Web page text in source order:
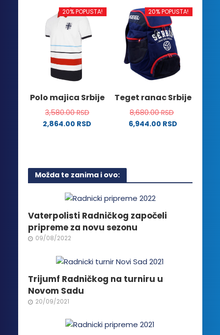
ima
više
varijanti.
Opcije
mogu
biti
izabrane
stranici
proizvoda.
više
varijanti.
Opcije
mogu
biti
izabrane
na
proizvoda.
20% POPUSTA!
Polo majica Srbije
3,580.00RSD
2,864.00 RSD
više
varijanti.
Opcije
mogu
biti
izabrane
na
proizvoda.
20% POPUSTA!
Teget ranac Srbije
8,680.00RSD
6,944.00 RSD
Možda te zanima i ovo:
Vaterpolisti Radničkog započeli
pripreme za novu sezonu
09/08/2022
Trijumf Radničkog na turniru u
Novom Sadu
20/09/2021